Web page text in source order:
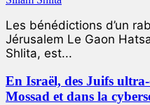
Les bénédictions d’un
Jérusalem Le Gaon
Shlita, est...
En Israël, des Juifs
Mossad et dans la